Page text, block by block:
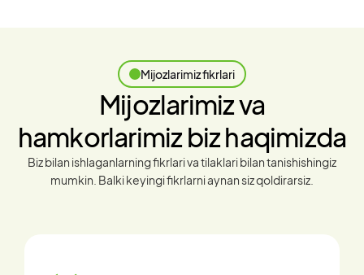
Mijozlarimiz fikrlari
Mijozlarimiz va
hamkorlarimiz biz haqimizda
Biz bilan ishlaganlarning fikrlari va tilaklari bilan tanishishingiz
mumkin. Balki keyingi fikrlarni aynan siz qoldirarsiz.